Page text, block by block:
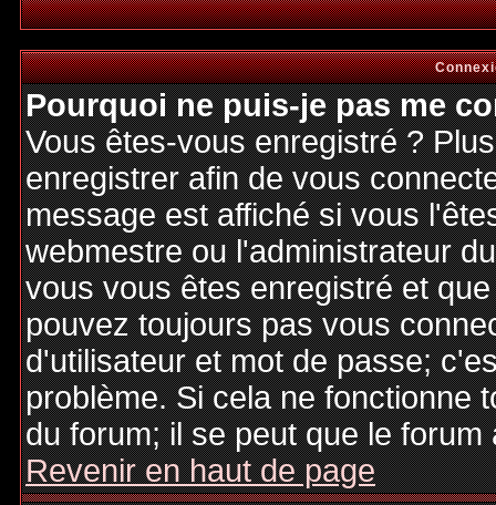
Pourquoi ne puis-je pas me
Vous êtes-vous enregistré ?
enregistrer afin de vous
message est affiché si vous
webmestre ou l'administrateur
vous vous êtes enregistré et
pouvez toujours pas vous
d'utilisateur et mot de passe;
problème. Si cela ne fonctionne
du forum; il se peut que le
Revenir en haut de page